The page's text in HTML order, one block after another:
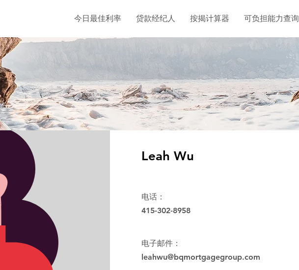
今日最佳利率 贷款经纪人 按揭计算器 可负担能力查询
Leah Wu
电话：
415-302-8958
电子邮件：
leahwu@bqmortgagegroup.com